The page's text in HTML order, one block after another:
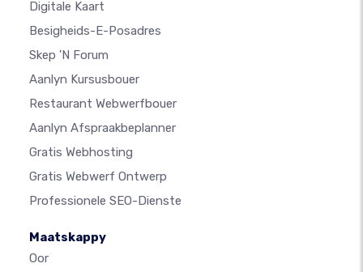
Digitale Kaart
Besigheids-E-Posadres
Skep 'n Forum
Aanlyn Kursusbouer
Restaurant Webwerfbouer
Aanlyn Afspraakbeplanner
Gratis Webhosting
Gratis Webwerf Ontwerp
Professionele SEO-Dienste
Maatskappy
Oor